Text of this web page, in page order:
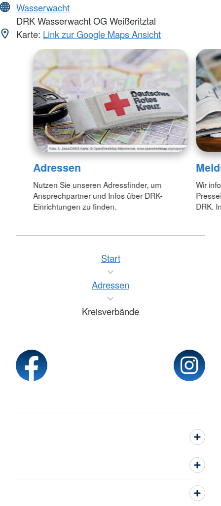
Wasserwacht
DRK Wasserwacht OG Weißeritztal
Karte: Link zur Google Maps Ansicht
Adressen
Nutzen Sie unseren Adressfinder, um
Ansprechpartner und Infos über DRK-
Einrichtungen zu finden.
Wir
DRK.
Start
Adressen
Kreisverbände